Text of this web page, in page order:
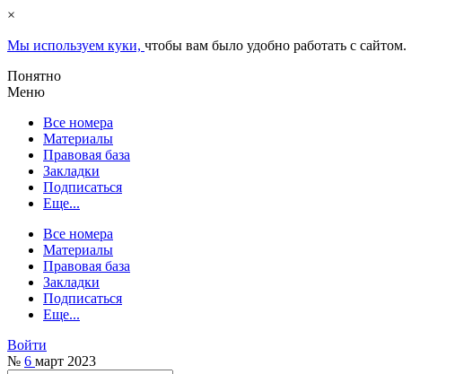
×
Мы используем куки, чтобы вам было удобно работать с сайтом.
Понятно
Меню
Все номера
Материалы
Правовая база
Закладки
Подписаться
Еще...
Все номера
Материалы
Правовая база
Закладки
Подписаться
Еще...
Войти
№ 6 март 2023